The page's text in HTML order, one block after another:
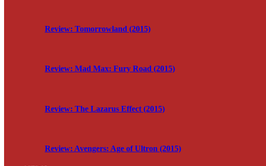
Review: Tomorrowland (2015)
Review: Mad Max: Fury Road (2015)
Review: The Lazarus Effect (2015)
Review: Avengers: Age of Ultron (2015)